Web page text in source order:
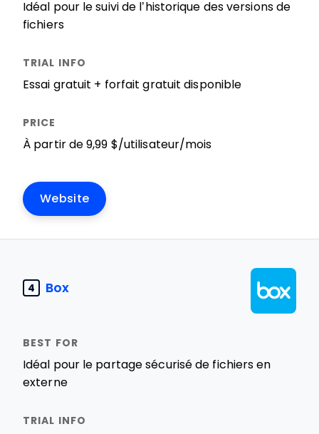
Idéal pour le suivi de l’historique des versions de
fichiers
Essai gratuit + forfait gratuit disponible
À partir de 9,99 $/utilisateur/mois
Website
4 Box
Idéal pour le partage sécurisé de fichiers en
externe